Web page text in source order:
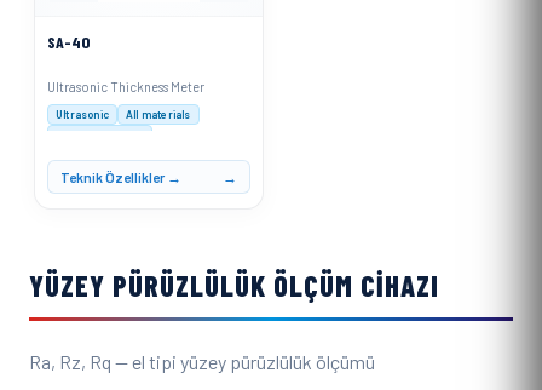
SA-40
Ultrasonic Thickness Meter
Ultrasonic
All materials
0.1mm resolution
Teknik Özellikler →
YÜZEY PÜRÜZLÜLÜK ÖLÇÜM CIHAZI
Ra, Rz, Rq — el tipi yüzey pürüzlülük ölçümü